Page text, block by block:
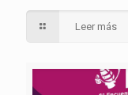
Leer más